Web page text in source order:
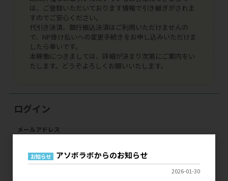
は、ご登録いただいております情報で引き継ぎがされま
すのでご安心ください。
代引き決済、銀行振込決済はご利用いただけませんの
で、NP掛け払いへの変更手続きをお申し込みいただけま
したら幸いです。
本稼働につきましては、詳細が決まり次第にご案内をい
たします。どうぞよろしくお願いいたします。
ログイン
メールアドレス
パスワード
お知らせ アソボラボからのお知らせ
2026-01-30